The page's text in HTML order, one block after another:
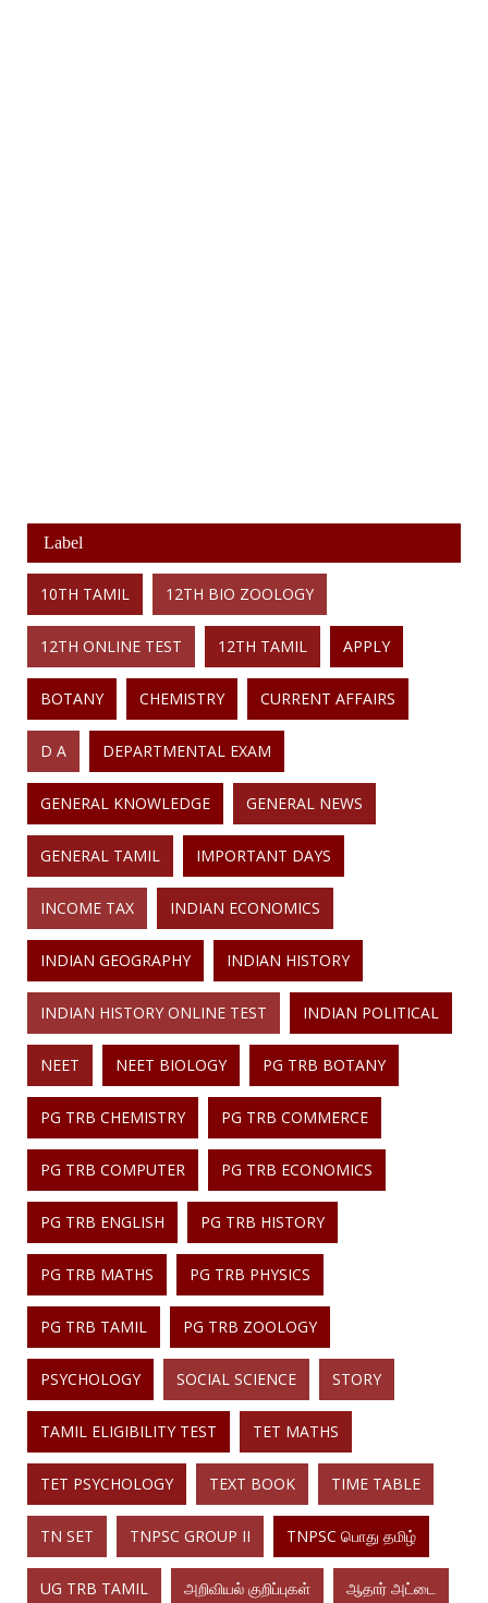
Label
10TH TAMIL 12TH BIO ZOOLOGY
12TH ONLINE TEST 12TH TAMIL APPLY
BOTANY CHEMISTRY CURRENT AFFAIRS
D A DEPARTMENTAL EXAM
GENERAL KNOWLEDGE GENERAL NEWS
GENERAL TAMIL IMPORTANT DAYS
INCOME TAX INDIAN ECONOMICS
INDIAN GEOGRAPHY INDIAN HISTORY
INDIAN HISTORY ONLINE TEST INDIAN POLITICAL
NEET NEET BIOLOGY PG TRB BOTANY
PG TRB CHEMISTRY PG TRB COMMERCE
PG TRB COMPUTER PG TRB ECONOMICS
PG TRB ENGLISH PG TRB HISTORY
PG TRB MATHS PG TRB PHYSICS
PG TRB TAMIL PG TRB ZOOLOGY
PSYCHOLOGY SOCIAL SCIENCE STORY
TAMIL ELIGIBILITY TEST TET MATHS
TET PSYCHOLOGY TEXT BOOK TIME TABLE
TN SET TNPSC GROUP II TNPSC பொது தமிழ்
UG TRB TAMIL அறிவியல் குறிப்புகள் ஆதார் அட்டை